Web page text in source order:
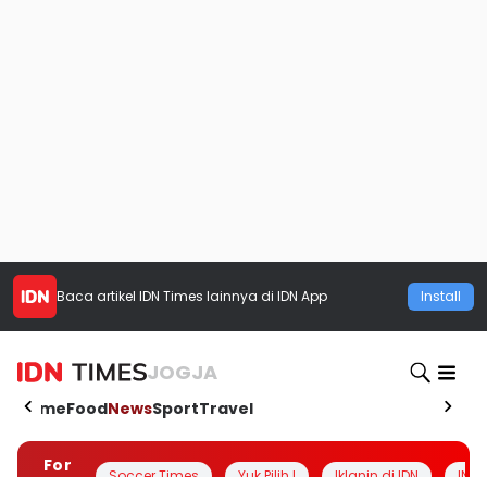
Baca artikel IDN Times lainnya di IDN App Install
JOGJA
HomeFoodNewsSportTravel
For